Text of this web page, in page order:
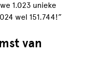
1.023 unieke
wel 151.744!”
van